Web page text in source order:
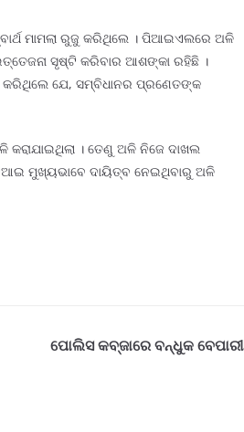
ମାମଲା ରୁଜୁ କରିଥିଲେ । ପିଆଇଏଲରେ ଅଳି
ସୃଷ୍ଟି କରିବାର ଆଶଙ୍କା ରହିଛି ।
କରିଥିଲେ ଯେ, ସମ୍ବିଧାନର ପ୍ରଣେତଙ୍କ
। ତେଣୁ ଅଳି ନିଜେ ଦାଖଲ
ମୁଖ୍ୟଭାବେ ଦାୟିତ୍ବ ନେଇଥିବାରୁ ଅଳି
ପୋଲିସ କବ୍ଜାରେ ବନ୍ଧୁକ ବେପାରୀ